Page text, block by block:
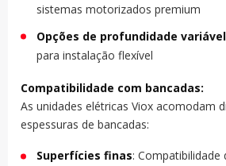
sistemas motorizados premium
Opções de profundidade variável
para instalação flexível
Compatibilidade com bancadas:
As unidades elétricas Viox acomodam
espessuras de bancadas:
Superfícies finas: Compatibilidade